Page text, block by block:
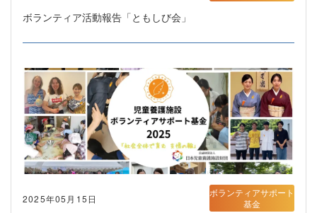
ボランティア活動報告「ともしび会」
2025年05月15日
ボランティアサポート
基金